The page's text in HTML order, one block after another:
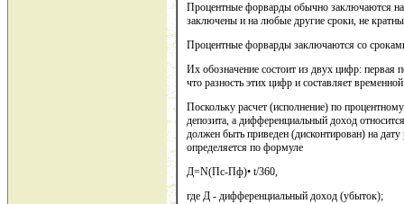
Процентные форварды обычно заключаются
заключены и на любые другие сроки, не
Процентные форварды заключаются со
Их обозначение состоит из двух цифр: первая
что разность этих цифр и составляет
Поскольку расчет (исполнение) по
депозита, а дифференциальный доход
должен быть приведен (дисконтирован) на
определяется по формуле
Д=N(Пс-Пф)• t/360,
где Д - дифференциальный доход (убыток);